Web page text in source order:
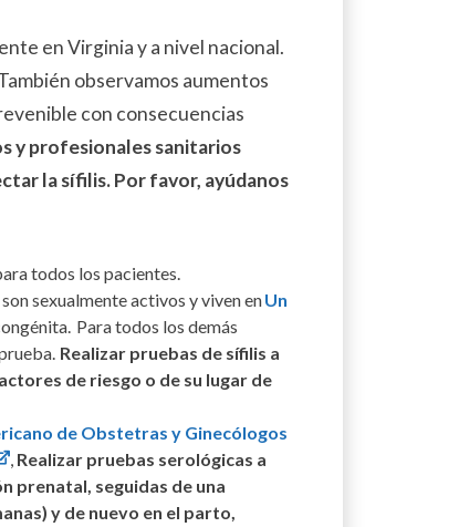
en Virginia y a nivel nacional.
observamos aumentos
con consecuencias
y profesionales sanitarios
la sífilis. Por favor, ayúdanos
todos los pacientes.
sexualmente activos y viven enUn
Para todos los demás
Realizar pruebas de sífilis a
de riesgo o de su lugar de
de Obstetras y Ginecólogos
Realizar pruebas serológicas a
prenatal, seguidas de una
y de nuevo en el parto,